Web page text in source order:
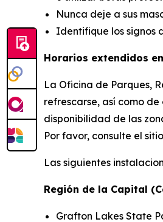
Nunca deje a sus
Identifique los signos
Horarios extendidos
La Oficina de Parques,
refrescarse, así como
disponibilidad de las
Por favor, consulte el
Las siguientes
Región de la Capital
Grafton Lakes State